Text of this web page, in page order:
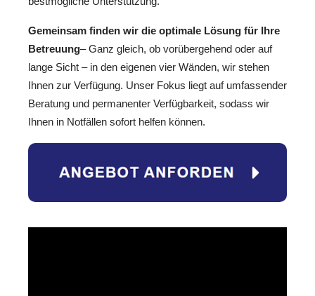
Gemeinsam finden wir die optimale Lösung für Ihre
Betreuung– Ganz gleich, ob vorübergehend oder auf
lange Sicht – in den eigenen vier Wänden, wir stehen
Ihnen zur Verfügung. Unser Fokus liegt auf umfassender
Beratung und permanenter Verfügbarkeit, sodass wir
Ihnen in Notfällen sofort helfen können.